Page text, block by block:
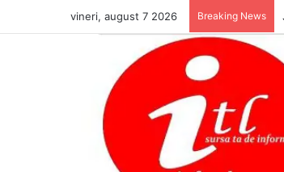
vineri, august 7 2026 Breaking News